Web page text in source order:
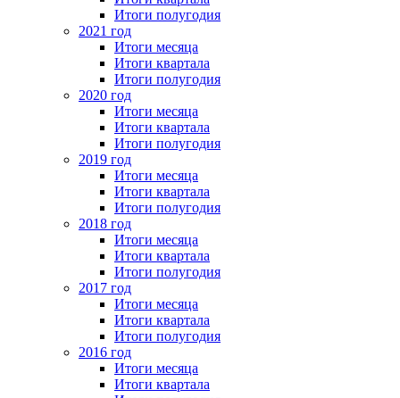
Итоги полугодия
2021 год
Итоги месяца
Итоги квартала
Итоги полугодия
2020 год
Итоги месяца
Итоги квартала
Итоги полугодия
2019 год
Итоги месяца
Итоги квартала
Итоги полугодия
2018 год
Итоги месяца
Итоги квартала
Итоги полугодия
2017 год
Итоги месяца
Итоги квартала
Итоги полугодия
2016 год
Итоги месяца
Итоги квартала